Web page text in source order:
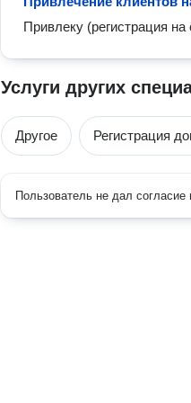
Привлеку (регистрация
Услуги других
Другое Регистрация
Пользователь не дал